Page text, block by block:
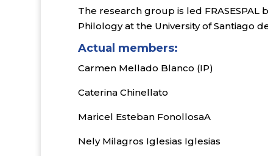
The research group is led
Philology at the University of Santiago
Actual members:
Carmen Mellado Blanco (IP)
Caterina Chinellato
Maricel Esteban FonollosaA
Nely Milagros Iglesias Iglesias